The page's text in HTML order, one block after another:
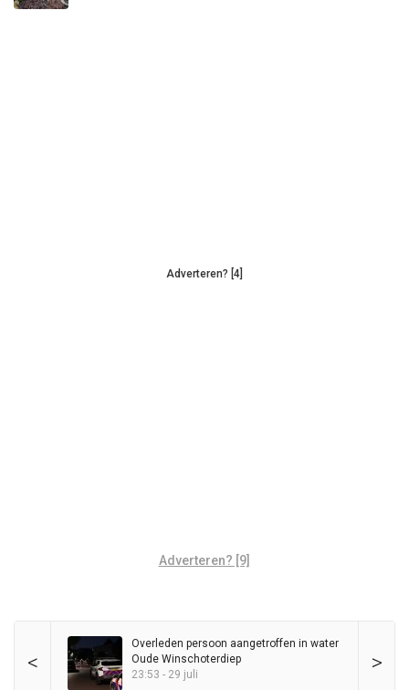
Adverteren? [4]
Adverteren? [9]
< >
Overleden persoon aangetroffen in water
Oude Winschoterdiep
23:53 - 29 juli